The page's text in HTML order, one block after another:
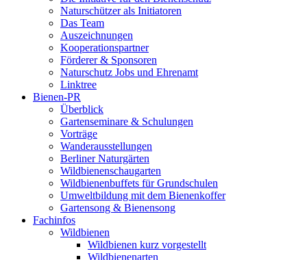
Naturschützer als Initiatoren
Das Team
Auszeichnungen
Kooperationspartner
Förderer & Sponsoren
Naturschutz Jobs und Ehrenamt
Linktree
Bienen-PR
Überblick
Gartenseminare & Schulungen
Vorträge
Wanderausstellungen
Berliner Naturgärten
Wildbienenschaugarten
Wildbienenbuffets für Grundschulen
Umweltbildung mit dem Bienenkoffer
Gartensong & Bienensong
Fachinfos
Wildbienen
Wildbienen kurz vorgestellt
Wildbienenarten